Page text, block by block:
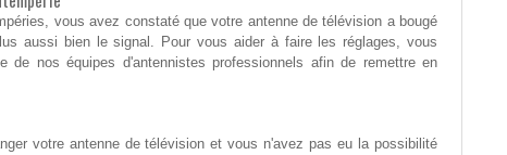
vous avez constaté que votre antenne de télévision a bougé
aussi bien le signal. Pour vous aider à faire les réglages, vous
de nos équipes d'antennistes professionnels afin de remettre en
votre antenne de télévision et vous n'avez pas eu la possibilité